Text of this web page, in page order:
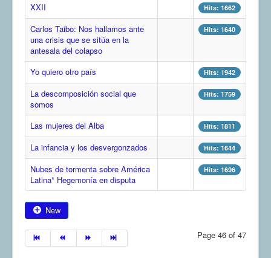
COMUNERA 67 EN PDF numero de presentación de la
XXII Hits: 1662
Carlos Taibo: Nos hallamos ante
una crisis que se sitúa en la
antesala del colapso
Hits: 1640
Yo quiero otro país Hits: 1942
La descomposición social que
somos
Hits: 1759
Las mujeres del Alba Hits: 1811
La infancia y los desvergonzados Hits: 1644
Nubes de tormenta sobre América
Latina* Hegemonía en disputa
Hits: 1696
New
Page 46 of 47